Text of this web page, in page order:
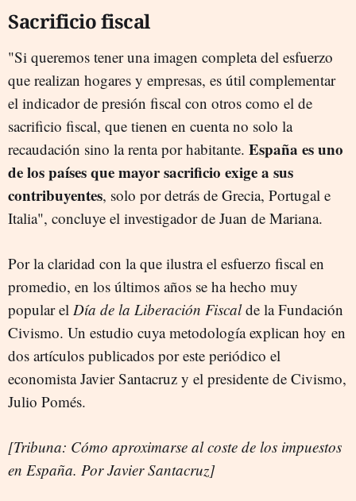
Sacrificio fiscal
"Si queremos tener una imagen completa del esfuerzo
que realizan hogares y empresas, es útil complementar
el indicador de presión fiscal con otros como el de
sacrificio fiscal, que tienen en cuenta no solo la
recaudación sino la renta por habitante. España es uno
de los países que mayor sacrificio exige a sus
contribuyentes, solo por detrás de Grecia, Portugal e
Italia", concluye el investigador de Juan de Mariana.
Por la claridad con la que ilustra el esfuerzo fiscal en
promedio, en los últimos años se ha hecho muy
popular el Día de la Liberación Fiscalde la Fundación
Civismo. Un estudio cuya metodología explican hoy en
dos artículos publicados por este periódico el
economista Javier Santacruz y el presidente de Civismo,
Julio Pomés.
[Tribuna: Cómo aproximarse al coste de los impuestos
en España. Por Javier Santacruz]